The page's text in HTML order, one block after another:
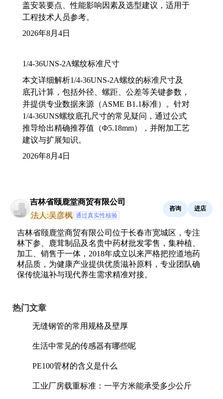
盖安装要点、性能影响因素及选型建议，适用于
工程技术人员参考。
2026年8月4日
1/4-36UNS-2A螺纹标准尺寸
本文详细解析1/4-36UNS-2A螺纹的标准尺寸及
底孔计算，包括外径、螺距、公差等关键参数，
并提供专业数据来源（ASME B1.1标准）。针对
1/4-36UNS螺纹底孔尺寸的常见疑问，通过公式
推导给出精确推荐值（Φ5.18mm），并附加工艺
建议与扩展知识。
2026年8月4日
吉林省颐鹿堂商贸有限公司
法人:吴彦枫 通过真实性核验
咨询 进店
吉林省颐鹿堂商贸有限公司位于长春市宽城区，专注
林下参、鹿茸制品及名贵中药材批发零售，集种植、
加工、销售于一体，2018年成立以来严格把控道地药
材品质，为健康产业提供优质滋补原料，专业团队确
保传统滋补与现代养生需求精准对接。
热门文章
无缝钢管的常用规格及壁厚
生活中常见的传感器有哪些呢
PE100管材的含义是什么
工业厂房载重标准：一平方米能承受多少公斤